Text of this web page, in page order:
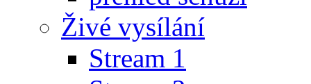
Živé vysílání
Stream 1